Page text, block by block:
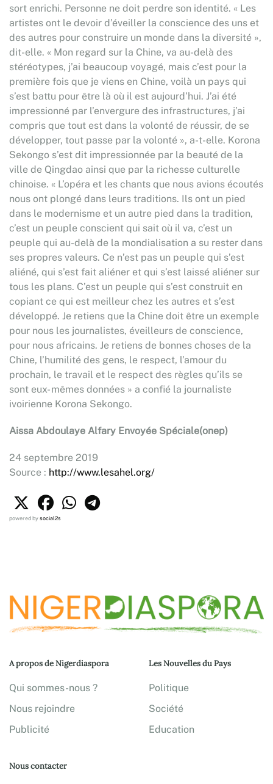
sort enrichi. Personne ne doit perdre son identité. « Les
artistes ont le devoir d’éveiller la conscience des uns et
des autres pour construire un monde dans la diversité »,
dit-elle. « Mon regard sur la Chine, va au-delà des
stéréotypes, j’ai beaucoup voyagé, mais c’est pour la
première fois que je viens en Chine, voilà un pays qui
s’est battu pour être là où il est aujourd’hui. J’ai été
impressionné par l’envergure des infrastructures, j’ai
compris que tout est dans la volonté de réussir, de se
développer, tout passe par la volonté », a-t-elle. Korona
Sekongo s’est dit impressionnée par la beauté de la
ville de Qingdao ainsi que par la richesse culturelle
chinoise. « L’opéra et les chants que nous avions écoutés
nous ont plongé dans leurs traditions. Ils ont un pied
dans le modernisme et un autre pied dans la tradition,
c’est un peuple conscient qui sait où il va, c’est un
peuple qui au-delà de la mondialisation a su rester dans
ses propres valeurs. Ce n’est pas un peuple qui s’est
aliéné, qui s’est fait aliéner et qui s’est laissé aliéner sur
tous les plans. C’est un peuple qui s’est construit en
copiant ce qui est meilleur chez les autres et s’est
développé. Je retiens que la Chine doit être un exemple
pour nous les journalistes, éveilleurs de conscience,
pour nous africains. Je retiens de bonnes choses de la
Chine, l’humilité des gens, le respect, l’amour du
prochain, le travail et le respect des règles qu’ils se
sont eux- mêmes données » a confié la journaliste
ivoirienne Korona Sekongo.
Aissa Abdoulaye Alfary Envoyée Spéciale(onep)
24 septembre 2019
Source : http://www.lesahel.org/
powered bysocial2s
A propos de Nigerdiaspora
Qui sommes-nous ?
Nous rejoindre
Publicité
Les Nouvelles du Pays
Politique
Société
Education
Nous contacter